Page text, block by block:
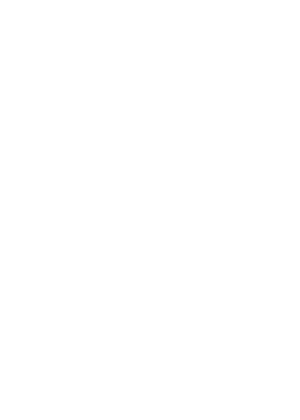
，但现在的她们根本无法进行任何乐团
相传为“窥之生厄、亵之招祟”的“不可触